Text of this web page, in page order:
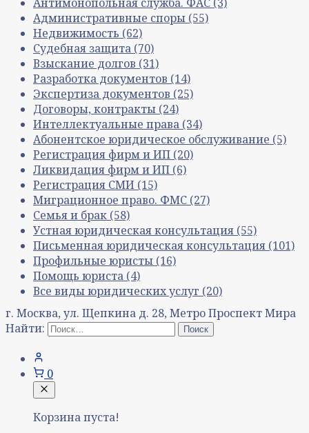
Административные споры (55)
Недвижимость (62)
Судебная защита (70)
Взыскание долгов (31)
Разработка документов (14)
Экспертиза документов (25)
Договоры, контракты (24)
Интеллектуальные права (34)
Абонентское юридическое обслуживание (5)
Регистрация фирм и ИП (20)
Ликвидация фирм и ИП (6)
Регистрация СМИ (15)
Миграционное право. ФМС (27)
Семья и брак (58)
Устная юридическая консультация (55)
Письменная юридическая консультация (101)
Профильные юристы (16)
Помощь юриста (4)
Все виды юридических услуг (20)
г. Москва, ул. Щепкина д. 28, Метро Проспект Мира
Найти:
0
Корзина пуста!